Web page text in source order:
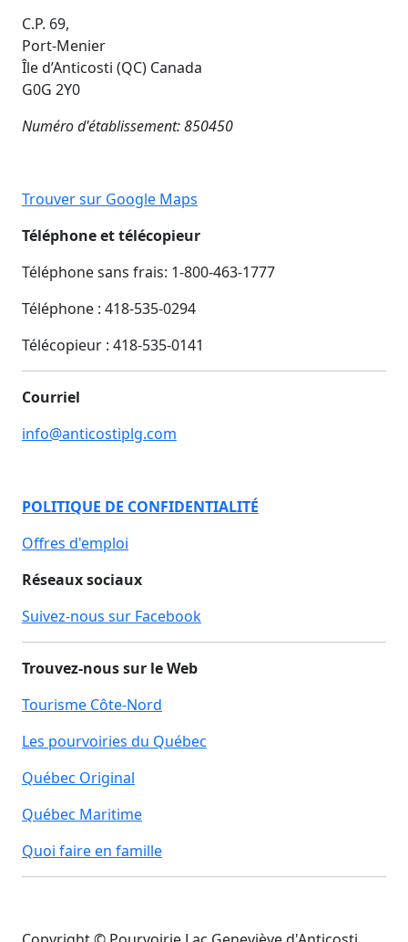
C.P. 69,
Port-Menier
Île d’Anticosti (QC) Canada
G0G 2Y0
Numéro d'établissement: 850450
Trouver sur Google Maps
Téléphone et télécopieur
Téléphone sans frais: 1-800-463-1777
Téléphone : 418-535-0294
Télécopieur : 418-535-0141
Courriel
info@anticostiplg.com
POLITIQUE DE CONFIDENTIALITÉ
Offres d'emploi
Réseaux sociaux
Suivez-nous sur Facebook
Trouvez-nous sur le Web
Tourisme Côte-Nord
Les pourvoiries du Québec
Québec Original
Québec Maritime
Quoi faire en famille